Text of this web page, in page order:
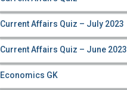
Current Affairs Quiz – July 2023
Current Affairs Quiz – June 2023
Economics GK